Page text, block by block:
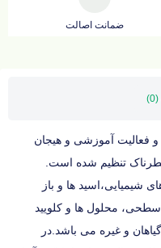
ضمانت اصالت
کوچک با 60 آزمایش و فعالیت آموزشی و هیجان
خطرناک تنظیم شده است.
ها و باز
محلول ها و کلویید
و غیره می باشد.در